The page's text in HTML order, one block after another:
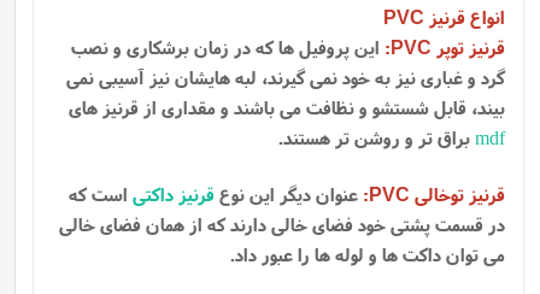
انواع قرنیز PVC
قرنیز توپر PVC
: این پروفیل ها که در زمان برشکاری و نصب
گرد و غباری نیز به خود نمی گیرند، لبه هایشان نیز آسیبی نمی
بیند، قابل شستشو و نظافت می باشند و مقداری از قرنیز های
mdfبراق تر و روشن تر هستند.
قرنیز توخالی PVC
: عنوان دیگر این نوعقرنیز داکتی است که
در قسمت پشتی خود فضای خالی دارند که از همان فضای خالی
می توان داکت ها و لوله ها را عبور داد.